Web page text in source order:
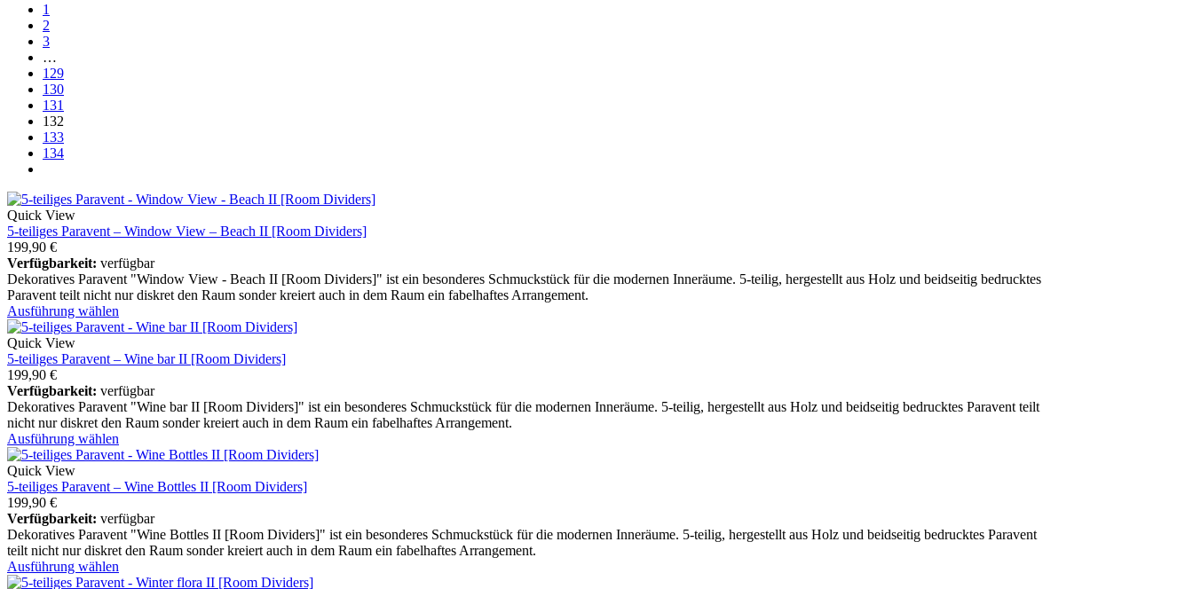
1
2
3
…
129
130
131
132
133
134
Quick View
5-teiliges Paravent – Window View – Beach II [Room Dividers]
199,90 €
Verfügbarkeit: verfügbar
Dekoratives Paravent "Window View - Beach II [Room Dividers]" ist ein besonderes Schmuckstück für die modernen Inneräume. 5-teilig, hergestellt aus Holz und beidseitig bedrucktes
Paravent teilt nicht nur diskret den Raum sonder kreiert auch in dem Raum ein fabelhaftes Arrangement.
Ausführung wählen
Quick View
5-teiliges Paravent – Wine bar II [Room Dividers]
199,90 €
Verfügbarkeit: verfügbar
Dekoratives Paravent "Wine bar II [Room Dividers]" ist ein besonderes Schmuckstück für die modernen Inneräume. 5-teilig, hergestellt aus Holz und beidseitig bedrucktes Paravent teilt
nicht nur diskret den Raum sonder kreiert auch in dem Raum ein fabelhaftes Arrangement.
Ausführung wählen
Quick View
5-teiliges Paravent – Wine Bottles II [Room Dividers]
199,90 €
Verfügbarkeit: verfügbar
Dekoratives Paravent "Wine Bottles II [Room Dividers]" ist ein besonderes Schmuckstück für die modernen Inneräume. 5-teilig, hergestellt aus Holz und beidseitig bedrucktes Paravent
teilt nicht nur diskret den Raum sonder kreiert auch in dem Raum ein fabelhaftes Arrangement.
Ausführung wählen